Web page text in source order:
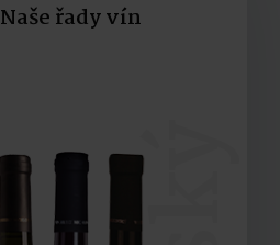
Naše řady vín